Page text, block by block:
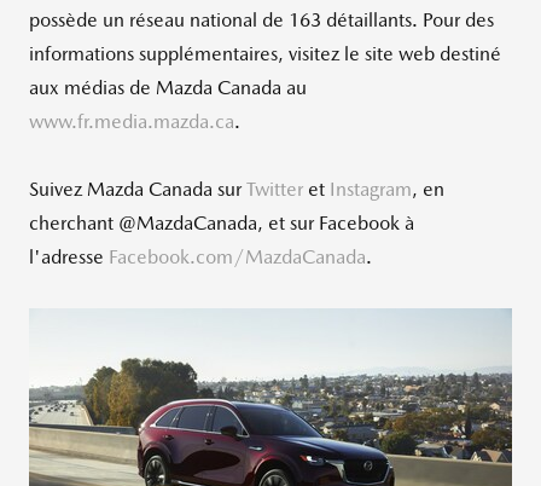
possède un réseau national de 163 détaillants. Pour des
informations supplémentaires, visitez le site web destiné
aux médias de Mazda Canada au
www.fr.media.mazda.ca.
Suivez Mazda Canada surTwitter et Instagram, en
cherchant @MazdaCanada, et sur Facebook à
l'adresse Facebook.com/MazdaCanada.